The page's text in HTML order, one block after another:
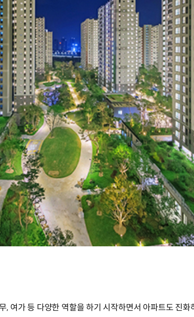
, 여가 등 다양한 역할을 하기 시작하면서 아파트도 진